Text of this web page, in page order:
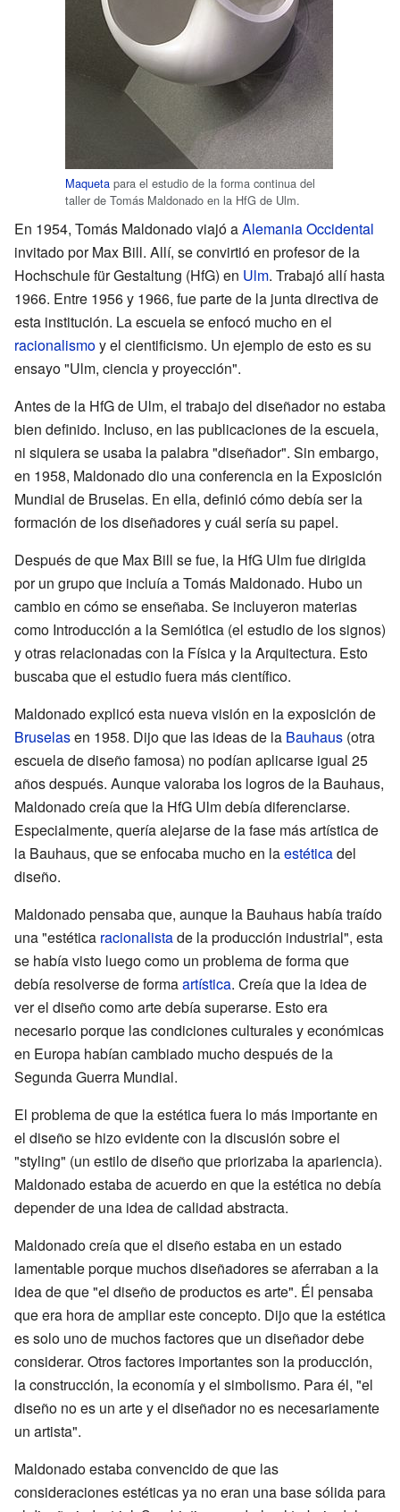
Maqueta para el estudio de la forma continua del
taller de Tomás Maldonado en la HfG de Ulm.
En 1954, Tomás Maldonado viajó aAlemania Occidental
invitado por Max Bill. Allí, se convirtió en profesor de la
Hochschule für Gestaltung (HfG) en Ulm. Trabajó allí hasta
1966. Entre 1956 y 1966, fue parte de la junta directiva de
esta institución. La escuela se enfocó mucho en el
racionalismoy el cientificismo. Un ejemplo de esto es su
ensayo "Ulm, ciencia y proyección".
Antes de la HfG de Ulm, el trabajo del diseñador no estaba
bien definido. Incluso, en las publicaciones de la escuela,
ni siquiera se usaba la palabra "diseñador". Sin embargo,
en 1958, Maldonado dio una conferencia en la Exposición
Mundial de Bruselas. En ella, definió cómo debía ser la
formación de los diseñadores y cuál sería su papel.
Después de que Max Bill se fue, la HfG Ulm fue dirigida
por un grupo que incluía a Tomás Maldonado. Hubo un
cambio en cómo se enseñaba. Se incluyeron materias
como Introducción a la Semiótica (el estudio de los signos)
y otras relacionadas con la Física y la Arquitectura. Esto
buscaba que el estudio fuera más científico.
Maldonado explicó esta nueva visión en la exposición de
Bruselasen 1958. Dijo que las ideas de la Bauhaus (otra
escuela de diseño famosa) no podían aplicarse igual 25
años después. Aunque valoraba los logros de la Bauhaus,
Maldonado creía que la HfG Ulm debía diferenciarse.
Especialmente, quería alejarse de la fase más artística de
la Bauhaus, que se enfocaba mucho en laestéticadel
diseño.
Maldonado pensaba que, aunque la Bauhaus había traído
una "estética racionalistade la producción industrial", esta
se había visto luego como un problema de forma que
debía resolverse de formaartística. Creía que la idea de
ver el diseño como arte debía superarse. Esto era
necesario porque las condiciones culturales y económicas
en Europa habían cambiado mucho después de la
Segunda Guerra Mundial.
El problema de que la estética fuera lo más importante en
el diseño se hizo evidente con la discusión sobre el
"styling" (un estilo de diseño que priorizaba la apariencia).
Maldonado estaba de acuerdo en que la estética no debía
depender de una idea de calidad abstracta.
Maldonado creía que el diseño estaba en un estado
lamentable porque muchos diseñadores se aferraban a la
idea de que "el diseño de productos es arte". Él pensaba
que era hora de ampliar este concepto. Dijo que la estética
es solo uno de muchos factores que un diseñador debe
considerar. Otros factores importantes son la producción,
la construcción, la economía y el simbolismo. Para él, "el
diseño no es un arte y el diseñador no es necesariamente
un artista".
Maldonado estaba convencido de que las
consideraciones estéticas ya no eran una base sólida para